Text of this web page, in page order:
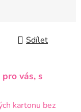
Sdílet
vás, s
kartonu bez